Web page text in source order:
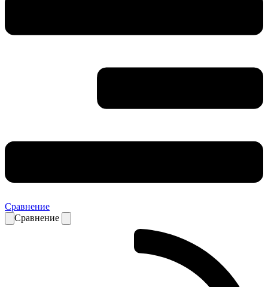
Сравнение
Сравнение